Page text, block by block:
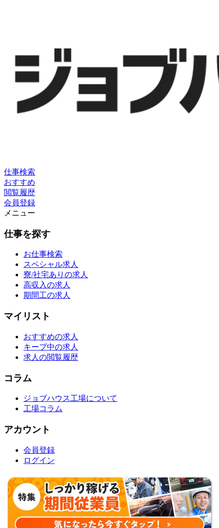
仕事検索
おすすめ
閲覧履歴
会員登録
メニュー
仕事を探す
お仕事検索
スペシャル求人
寮/社宅ありの求人
高収入の求人
期間工の求人
マイリスト
おすすめの求人
キープ中の求人
求人の閲覧履歴
コラム
ジョブハウス工場について
工場コラム
アカウント
会員登録
ログイン